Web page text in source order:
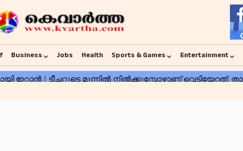
Business Jobs Health Sports & Games Entertainment